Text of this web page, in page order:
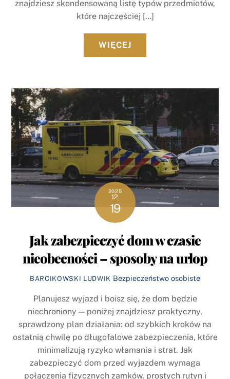
znajdziesz skondensowaną listę typów przedmiotów,
które najczęściej […]
WIĘCEJ
2025
12
19
Jak zabezpieczyć dom w czasie
nieobecności – sposoby na urlop
BARCIKOWSKI LUDWIK Bezpieczeństwo osobiste
Planujesz wyjazd i boisz się, że dom będzie
niechroniony — poniżej znajdziesz praktyczny,
sprawdzony plan działania: od szybkich kroków na
ostatnią chwilę po długofalowe zabezpieczenia, które
minimalizują ryzyko włamania i strat. Jak
zabezpieczyć dom przed wyjazdem wymaga
połączenia fizycznych zamków, prostych rutyn i